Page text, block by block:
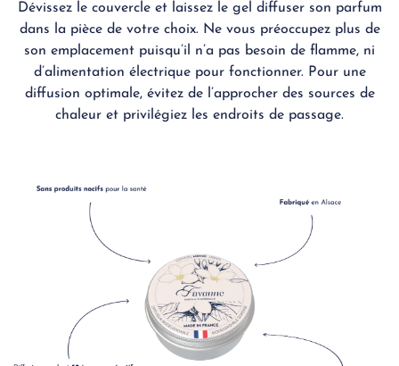
Dévissez le couvercle et laissez le gel diffuser son parfum
dans la pièce de votre choix. Ne vous préoccupez plus de
son emplacement puisqu’il n’a pas besoin de flamme, ni
d’alimentation électrique pour fonctionner. Pour une
diffusion optimale, évitez de l’approcher des sources de
chaleur et privilégiez les endroits de passage.